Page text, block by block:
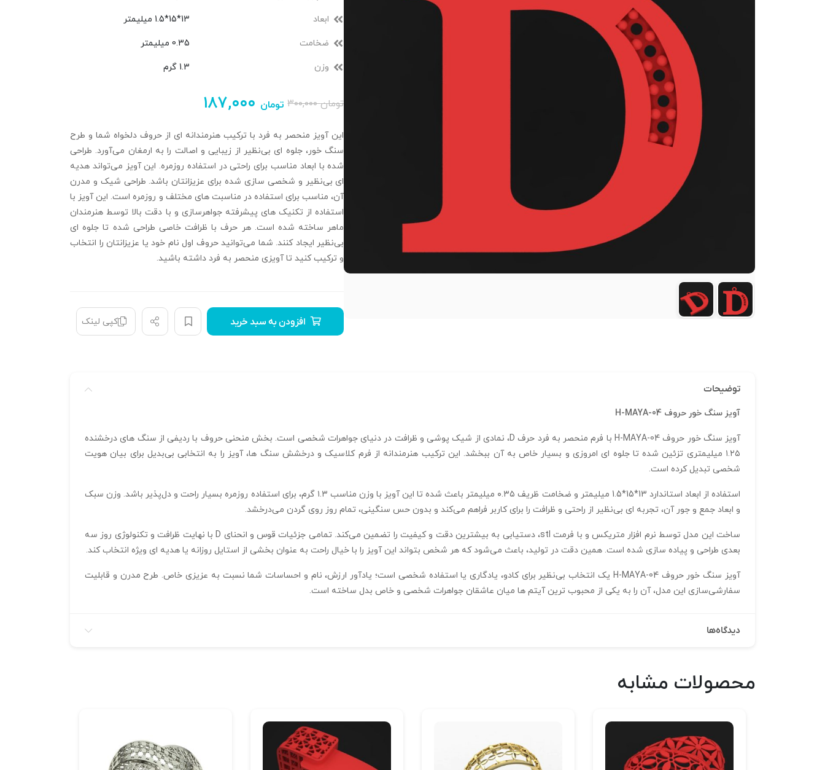
ابعاد 13*15*1.5 میلیمتر
ضخامت 0.35 میلیمتر
وزن 1.3 گرم
۳۰۰,۰۰۰تومان ۱۸۷,۰۰۰ تومان
این آویز منحصر به فرد با ترکیب هنرمندانه‌ ای از حروف دلخواه شما و طرح
سنگ‌ خور، جلوه‌ ای بی‌نظیر از زیبایی و اصالت را به ارمغان می‌آورد. طراحی
شده با ابعاد مناسب برای راحتی در استفاده روزمره. این آویز می‌تواند هدیه‌
ای بی‌نظیر و شخصی‌ سازی‌ شده برای عزیزانتان باشد. طراحی شیک و مدرن
آن، مناسب برای استفاده در مناسبت‌ های مختلف و روزمره است. این آویز با
استفاده از تکنیک‌ های پیشرفته جواهرسازی و با دقت بالا توسط هنرمندان
ماهر ساخته شده است. هر حرف با ظرافت خاصی طراحی شده تا جلوه‌ ای
بی‌نظیر ایجاد کنند. شما می‌توانید حروف اول نام خود یا عزیزانتان را انتخاب
و ترکیب کنید تا آویزی منحصر به فرد داشته باشید.
افزودن به سبد خرید کپی لینک
توضیحات
آویز سنگ خور حروف H-MAYA-04
آویز سنگ خور حروف H-MAYA-04 با فرم منحصر به فرد حرف D، نمادی از شیک‌ پوشی و ظرافت در دنیای جواهرات شخصی است. بخش منحنی حروف با ردیفی از سنگ‌ های درخشنده
۱.۲۵ میلیمتری تزئین شده تا جلوه‌ ای امروزی و بسیار خاص به آن ببخشد. این ترکیب هنرمندانه از فرم کلاسیک و درخشش سنگ‌ ها، آویز را به انتخابی بی‌بدیل برای بیان هویت
شخصی تبدیل کرده است.
استفاده از ابعاد استاندارد 13*15*1.5 میلیمتر و ضخامت ظریف ۰.۳۵ میلیمتر باعث شده تا این آویز با وزن مناسب ۱.۳ گرم، برای استفاده روزمره بسیار راحت و دل‌پذیر باشد. وزن سبک
و ابعاد جمع‌ و جور آن، تجربه‌ ای بی‌نظیر از راحتی و ظرافت را برای کاربر فراهم می‌کند و بدون حس سنگینی، تمام روز روی گردن می‌درخشد.
ساخت این مدل توسط نرم‌ افزار متریکس و با فرمت stl، دستیابی به بیشترین دقت و کیفیت را تضمین می‌کند. تمامی جزئیات قوس و انحنای D با نهایت ظرافت و تکنولوژی روز سه‌
بعدی طراحی و پیاده‌ سازی شده است. همین دقت در تولید، باعث می‌شود که هر شخص بتواند این آویز را با خیال راحت به عنوان بخشی از استایل روزانه یا هدیه‌ ای ویژه انتخاب کند.
آویز سنگ خور حروف H-MAYA-04 یک انتخاب بی‌نظیر برای کادو، یادگاری یا استفاده شخصی است؛ یادآور ارزش، نام و احساسات شما نسبت به عزیزی خاص. طرح مدرن و قابلیت
سفارشی‌سازی این مدل، آن را به یکی از محبوب‌ ترین آیتم‌ ها میان عاشقان جواهرات شخصی و خاص بدل ساخته است.
دیدگاه‌ها
محصولات مشابه